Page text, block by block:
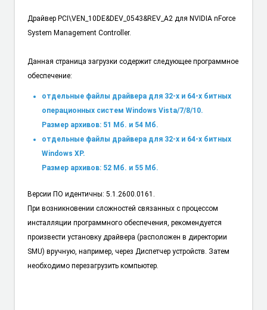
Драйвер PCI\VEN_10DE&DEV_0543&REV_A2 для NVIDIA nForce
System Management Controller.
Данная страница загрузки содержит следующее программное
обеспечение:
отдельные файлы драйвера для 32-х и 64-х битных
операционных систем Windows Vista/7/8/10.
Размер архивов: 51 Мб. и 54 Мб.
отдельные файлы драйвера для 32-х и 64-х битных
Windows XP.
Размер архивов: 52 Мб. и 55 Мб.
Версии ПО идентичны: 5.1.2600.0161.
При возникновении сложностей связанных с процессом
инсталляции программного обеспечения, рекомендуется
произвести установку драйвера (расположен в директории
SMU) вручную, например, через Диспетчер устройств. Затем
необходимо перезагрузить компьютер.